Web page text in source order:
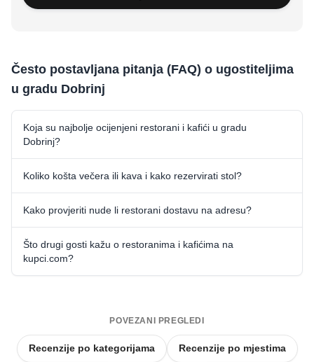
Često postavljana pitanja (FAQ) o ugostiteljima
u gradu Dobrinj
Koja su najbolje ocijenjeni restorani i kafići u gradu
Dobrinj?
Koliko košta večera ili kava i kako rezervirati stol?
Kako provjeriti nude li restorani dostavu na adresu?
Što drugi gosti kažu o restoranima i kafićima na
kupci.com?
POVEZANI PREGLEDI
Recenzije po kategorijama Recenzije po mjestima